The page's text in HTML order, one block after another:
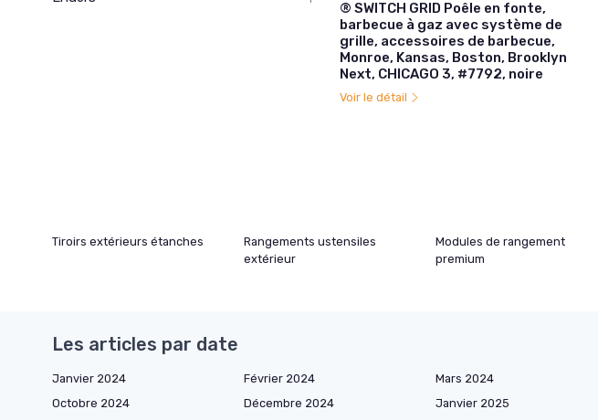
® SWITCH GRID Poêle en fonte,
barbecue à gaz avec système de
grille, accessoires de barbecue,
Monroe, Kansas, Boston, Brooklyn
Next, CHICAGO 3, #7792, noire
Voir le détail
Tiroirs extérieurs étanches
Rangements ustensiles
extérieur
Modules de rangement
premium
Les articles par date
Janvier 2024 Février 2024 Mars 2024
Octobre 2024
Décembre 2024 Janvier 2025